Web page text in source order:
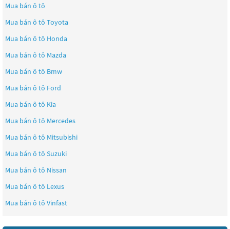
Mua bán ô tô
Mua bán ô tô Toyota
Mua bán ô tô Honda
Mua bán ô tô Mazda
Mua bán ô tô Bmw
Mua bán ô tô Ford
Mua bán ô tô Kia
Mua bán ô tô Mercedes
Mua bán ô tô Mitsubishi
Mua bán ô tô Suzuki
Mua bán ô tô Nissan
Mua bán ô tô Lexus
Mua bán ô tô Vinfast